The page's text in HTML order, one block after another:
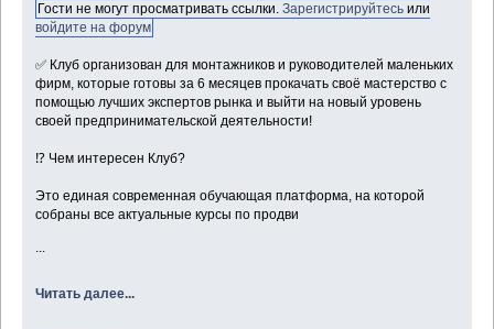
Гости не могут просматривать ссылки.Зарегистрируйтесь или
войдите на форум
✅ Клуб организован для монтажников и руководителей маленьких
фирм, которые готовы за 6 месяцев прокачать своё мастерство с
помощью лучших экспертов рынка и выйти на новый уровень
своей предпринимательской деятельности!
⁉ Чем интересен Клуб?
Это единая современная обучающая платформа, на которой
собраны все актуальные курсы по продви
...
Читать далее...